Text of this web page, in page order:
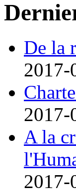
De la
A la